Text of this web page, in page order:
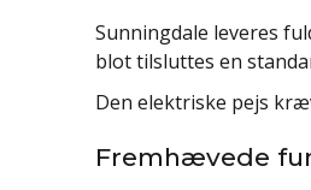
Sunningdale leveres
blot tilsluttes en
Den elektriske pejs
Fremhævede